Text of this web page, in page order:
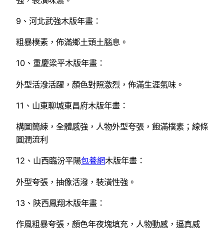
9、河北武強木版年畫：
粗暴樸素，佈滿鄉土頭土腦息。
10、重慶梁平木版年畫：
外型活潑活躍，顏色對照激烈，佈滿生涯氣味。
11、山東聊城東昌府木版年畫：
構圖簡練，全體感強，人物外型夸張，飽滿樸素；線條
圓潤流利
12、山西臨汾平陽包養網木版年畫：
外型夸張，抽像活潑，裝潢性強。
13、陜西鳳翔木版年畫：
作風粗暴夸張，顏色年夜塊填充，人物動感，逼真威